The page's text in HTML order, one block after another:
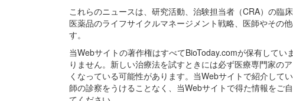
これらのニュースは、研究活動、治験担当者（CRA）の臨
医薬品のライフサイクルマネージメント戦略、医師やその
す。
当Webサイトの著作権はすべてBioToday.comが保有して
りません。新しい治療法を試すときには必ず医療専門家の
くなっている可能性があります。当Webサイトで紹介して
師の診察をうけることなく、当Webサイトで得た情報をご